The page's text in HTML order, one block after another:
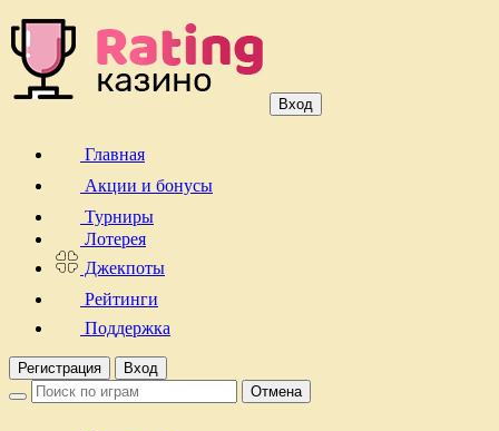
Вход
Главная
Акции и бонусы
Турниры
Лотерея
Джекпоты
Рейтинги
Поддержка
Регистрация
Вход
Отмена